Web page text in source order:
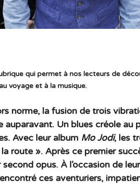
qui permet à nos lecteurs de
voyage et à la musique.
norme, la fusion de trois
auparavant. Un blues créole
Avec leur album Mo Jodi, les
route ». Après ce premier
second opus. À l’occasion de
ces aventuriers,